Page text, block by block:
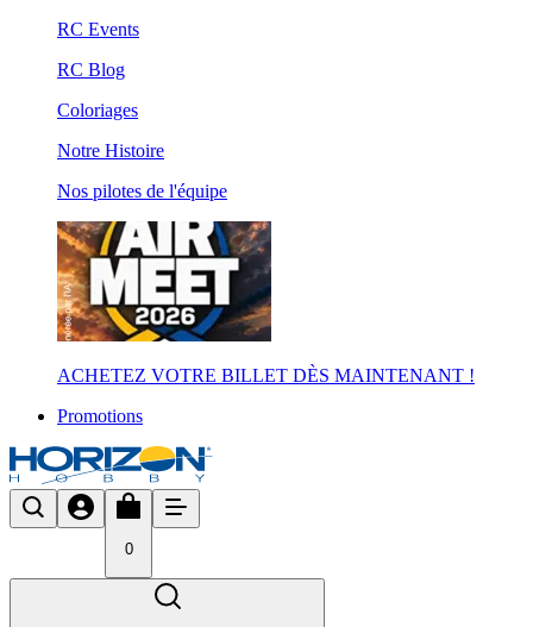
RC Events
RC Blog
Coloriages
Notre Histoire
Nos pilotes de l'équipe
ACHETEZ VOTRE BILLET DÈS MAINTENANT !
Promotions
0